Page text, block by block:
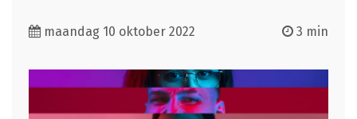
maandag 10 oktober 2022 3 min